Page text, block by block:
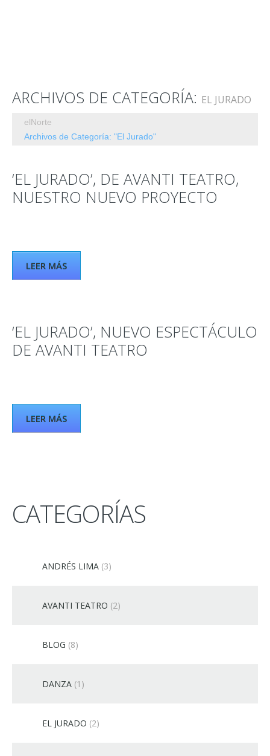
ARCHIVOS DE CATEGORÍA: EL JURADO
elNorte
Archivos de Categoría: "El Jurado"
‘EL JURADO’, DE AVANTI TEATRO,
NUESTRO NUEVO PROYECTO
LEER MÁS
‘EL JURADO’, NUEVO ESPECTÁCULO
DE AVANTI TEATRO
LEER MÁS
CATEGORÍAS
ANDRÉS LIMA (3)
AVANTI TEATRO (2)
BLOG (8)
DANZA (1)
EL JURADO (2)